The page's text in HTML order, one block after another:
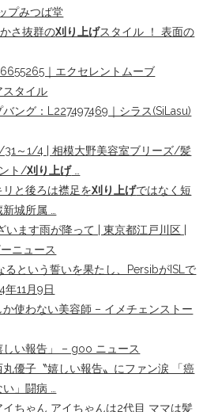
プみつば堂
さ抜群の刈り上げスタイル ！ 表面の
｜エクセレントムーブ
スタイル
ング：L227497469｜シラス(SiLasu)
～1/4 | 相模大野美容室ブリーズ/髪
ト/刈り上げ…
リと後ろは襟足を刈り上げではなく短
城所属 …
ます雨が降って | 東京都江戸川区 |
ニュース
るという誓いを果たし、PersibがISLで
11月9日
使わない美容師 – イメチェンストー
い報告」 – goo ニュース
丸優子〝嬉しい報告〟にファン涙 「癌
」闘病 …
ちゃん アイちゃんは2代目 ママは髪